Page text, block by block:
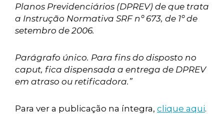
Planos Previdenciários (DPREV) de que trata
a Instrução Normativa SRF nº 673, de 1º de
setembro de 2006.
Parágrafo único. Para fins do disposto no
caput, fica dispensada a entrega de DPREV
em atraso ou retificadora.”
Para ver a publicação na íntegra, clique aqui.